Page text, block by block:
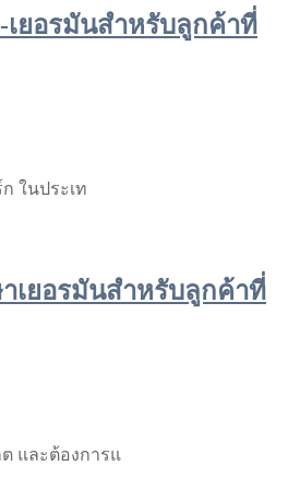
เยอรมันสำหรับลูกค้าที่
ในประเท
เยอรมันสำหรับลูกค้าที่
และต้องการแ